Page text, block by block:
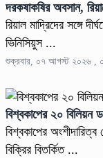
দরকষাকষির অবসান,
রিয়াল মাদ্রিদের সঙ্গে
ভিনিসিয়ুস ...
শুক্রবার, ০৭ আগস্ট ২০২৬ ,
বিশ্বকাপের ২০ বিলিয়ন
বিশ্বকাপের অংশীদারিত্ব
বিক্রির বিতর্কিত ...